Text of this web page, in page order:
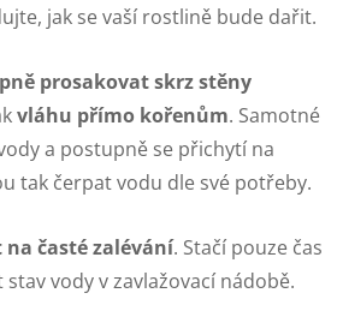
jak se vaší rostlině bude dařit.
prosakovat skrz stěny
vláhu přímo kořenům. Samotné
a postupně se přichytí na
tak čerpat vodu dle své potřeby.
časté zalévání. Stačí pouze čas
vody v zavlažovací nádobě.